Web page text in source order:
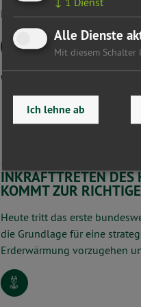
Heute wurde der
Weiterlesen
01.07.24
INKRAFTTRETEN DES
KOMMT ZUR
Heute tritt das erste
die Grundlage für eine
Erderwärmung vorzugehen
Alle Dienste
Mit diesem
Ich lehne ab